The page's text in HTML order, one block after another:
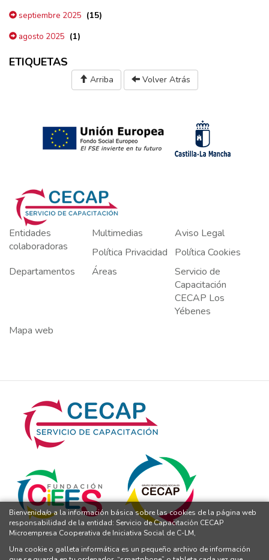
septiembre 2025 (15)
agosto 2025 (1)
ETIQUETAS
Arriba Volver Atrás
Entidades
colaboradoras
Multimedias
Aviso Legal
Política Privacidad
Política Cookies
Departamentos
Áreas
Servicio de
Capacitación
CECAP Los
Yébenes
Mapa web
Bienvenida/o a la información básica sobre las cookies de la página web
responsabilidad de la entidad: Servicio de Capacitación CECAP
Microempresa Cooperativa de Iniciativa Social de C-LM,
Una cookie o galleta informática es un pequeño archivo de información